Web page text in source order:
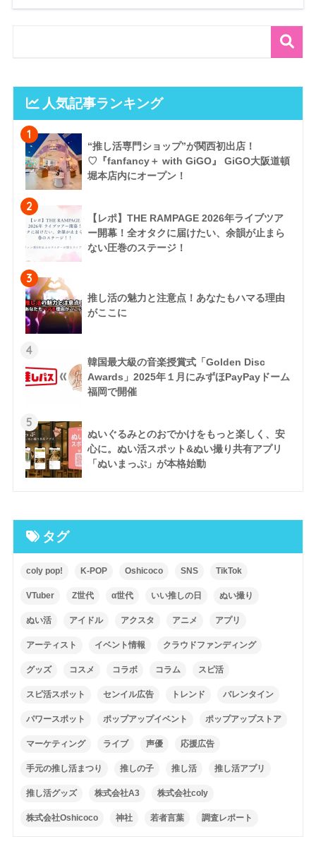
人気記事ランキング
1
“推し活専門ショップ”が関西初出店！
♡『fanfancy＋ with GiGO』 GiGO大阪道頓
堀本店内にオープン！
2
【レポ】THE RAMPAGE 2026年ライブツア
ー開幕！全オタクに届けたい、余韻が止まら
ない圧巻のステージ！
3
推し活の魅力と注意点！あなたもハマる理由
がここに
4
韓国最大級の音楽授賞式「Golden Disc
Awards」2025年１月にみずほPayPayドーム
福岡で開催
5
ぬいぐるみとのおでかけをもっと楽しく、安
心に。ぬい活スポット&ぬい撮り共有アプリ
「ぬいまっぷ」が本格始動
タグ
coly pop! K-POP Oshicoco SNS TikTok
VTuber Z世代 α世代 いい推しの日 ぬい撮り
ぬい活 アイドル アクスタ アニメ アプリ
アーティスト イベント情報 クラウドファンディング
グッズ コスメ コラボ コラム スピ活
スピ活スポット センイル広告 トレンド バレンタイン
パワースポット ポップアップイベント ポップアップストア
マーケティング ライブ 声優 応援広告
手元の推し活まつり 推しの子 推し活 推し活アプリ
推し活グッズ 株式会社A3 株式会社coly
株式会社Oshicoco 神社 若者言葉 調査レポート